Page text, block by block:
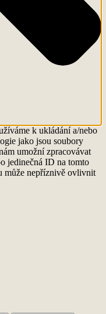
k ukládání a/nebo
jako jsou soubory
umožní zpracovávat
jedinečná ID na tomto
může nepříznivě ovlivnit